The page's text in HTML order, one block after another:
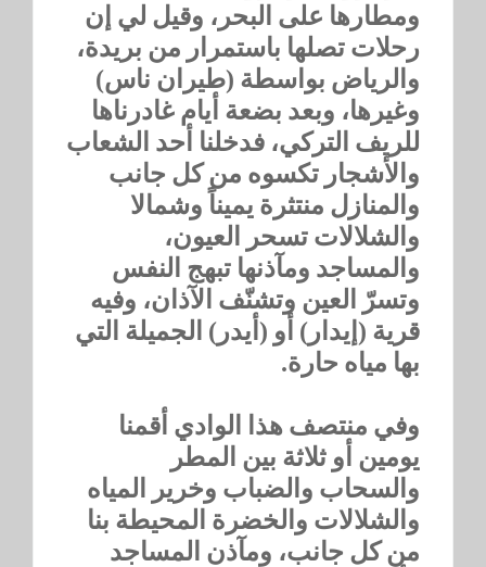
ومطارها على البحر، وقيل لي إن
رحلات تصلها باستمرار من بريدة،
والرياض بواسطة (طيران ناس)
وغيرها، وبعد بضعة أيام غادرناها
للريف التركي، فدخلنا أحد الشعاب
والأشجار تكسوه من كل جانب
والمنازل منتثرة يميناً وشمالا
والشلالات تسحر العيون،
والمساجد ومآذنها تبهج النفس
وتسرّ العين وتشنّف الآذان، وفيه
قرية (إيدار) أو (أيدر) الجميلة التي
بها مياه حارة.
وفي منتصف هذا الوادي أقمنا
يومين أو ثلاثة بين المطر
والسحاب والضباب وخرير المياه
والشلالات والخضرة المحيطة بنا
من كل جانب، ومآذن المساجد